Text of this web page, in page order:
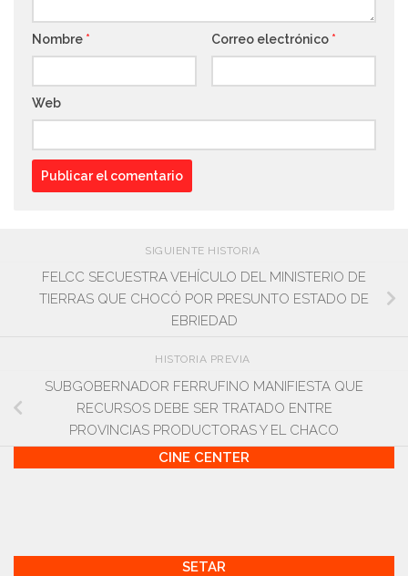
Nombre * Correo electrónico *
Web
SIGUIENTE HISTORIA
FELCC SECUESTRA VEHÍCULO DEL MINISTERIO DE
TIERRAS QUE CHOCÓ POR PRESUNTO ESTADO DE
EBRIEDAD
HISTORIA PREVIA
SUBGOBERNADOR FERRUFINO MANIFIESTA QUE
RECURSOS DEBE SER TRATADO ENTRE
PROVINCIAS PRODUCTORAS Y EL CHACO
CINE CENTER
SETAR